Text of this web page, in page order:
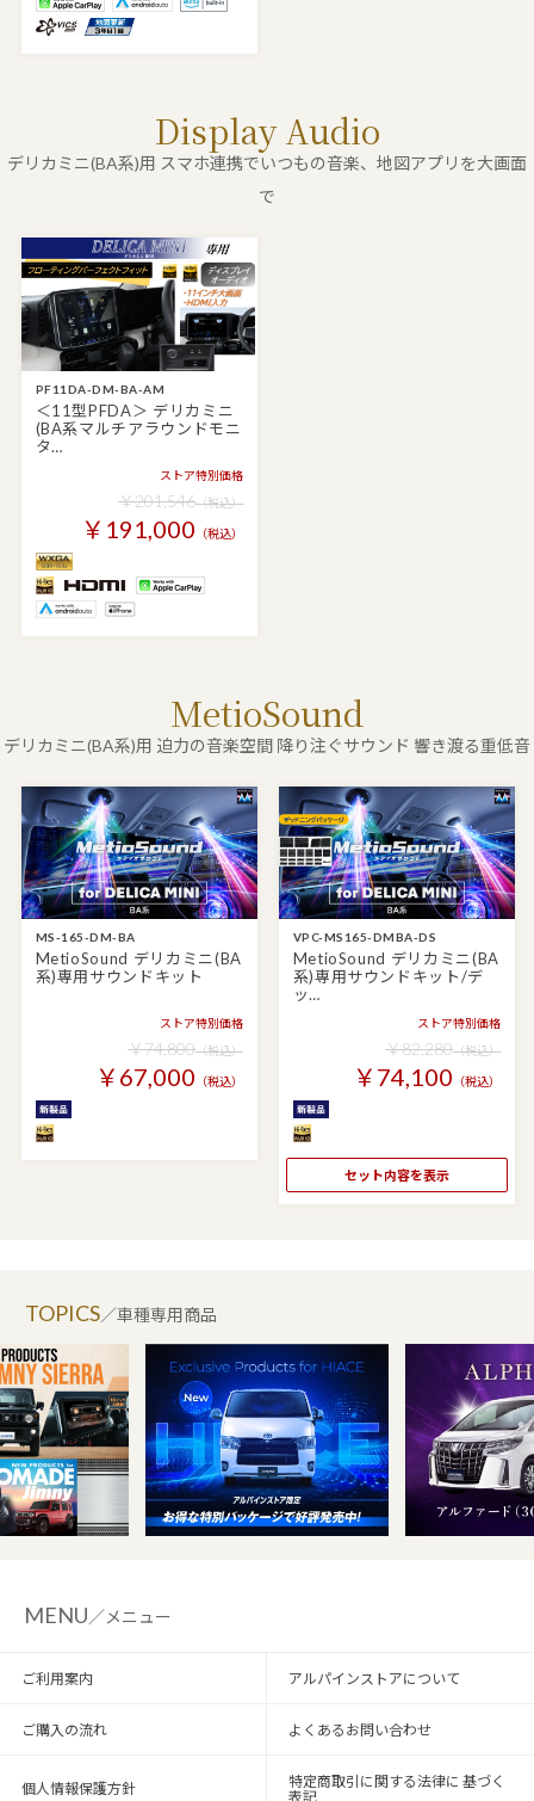
Display Audio
デリカミニ(BA系)用 スマホ連携でいつもの音楽、地図アプリを大画面
で
PF11DA-DM-BA-AM
＜11型PFDA＞ デリカミニ
(BA系マルチアラウンドモニ
タ…
ストア特別価格
￥201,546（税込）
￥191,000 （税込）
MetioSound
デリカミニ(BA系)用 迫力の音楽空間 降り注ぐサウンド 響き渡る重低音
MS-165-DM-BA
MetioSound デリカミニ(BA
系)専用サウンドキット
ストア特別価格
￥74,800（税込）
￥67,000 （税込）
VPC-MS165-DMBA-DS
MetioSound デリカミニ(BA
系)専用サウンドキット/デ
ッ…
ストア特別価格
￥82,280（税込）
￥74,100 （税込）
セット内容を表示
／車種専用商品
MENU／メニュー
ご利用案内 アルパインストアについて
ご購入の流れ よくあるお問い合わせ
個人情報保護方針
特定商取引に関する法律に 基づく
表記